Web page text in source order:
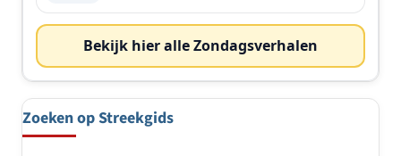
Bekijk hier alle Zondagsverhalen
Zoeken op Streekgids